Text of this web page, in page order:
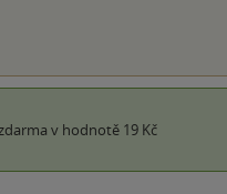
v hodnotě 19 Kč